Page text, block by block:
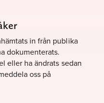
in från publika
dokumenterats.
eller ha ändrats sedan
oss på